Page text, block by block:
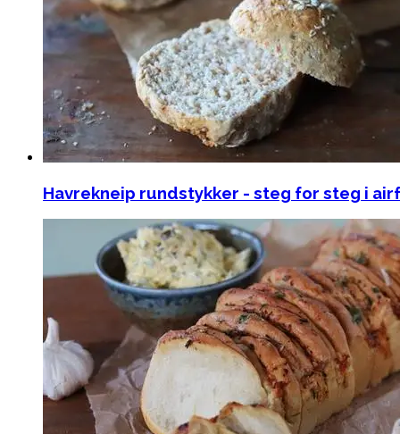
Havrekneip rundstykker - steg for steg i